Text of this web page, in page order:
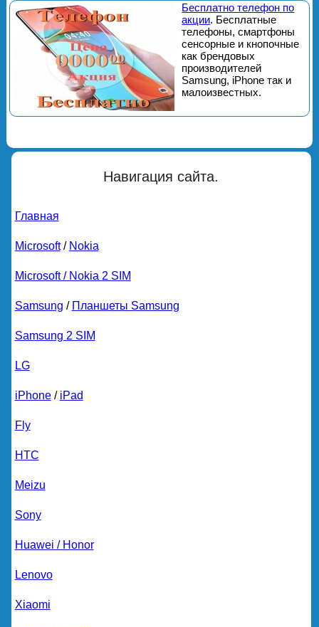
Бесплатно телефон по
акции. Бесплатные
телефоны, смартфоны
сенсорные и кнопочные
как брендовых
производителей
Samsung, iPhone так и
малоизвестных.
Навигация сайта.
Главная
Microsoft/ Nokia
Microsoft / Nokia 2 SIM
Samsung / Планшеты Samsung
Samsung 2 SIM
LG
iPhone/ iPad
Fly
HTC
Meizu
Sony
Huawei / Honor
Lenovo
Xiaomi